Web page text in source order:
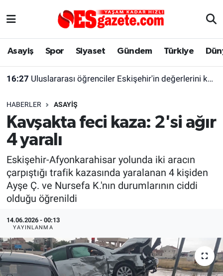
Asayiş Spor Siyaset Gündem Türkiye
16:27 Uluslararası öğrenciler Eskişehir'in değerlerini keşfetti
HABERLER ASAYIŞ
Kavşakta feci kaza: 2'si ağır
4 yaralı
Eskişehir-Afyonkarahisar yolunda iki aracın
çarpıştığı trafik kazasında yaralanan 4 kişiden
Ayşe Ç. ve Nursefa K.'nın durumlarının ciddi
olduğu öğrenildi
14.06.2026 - 00:13
YAYINLANMA
Asayiş
Gündem
Türkiye
Dünya
Sağlık
Alış-Veriş/İş dünyası
Yaşam
Eskişehirspor Arşivi
Eskişehir Arşivi
Röportaj
Ekonomi
Kültür Sanat
Politika
Bilecik
Eskişehir Nöbetçi Eczaneler
Süper Lig Puan Durumu ve Fikstür
Tüm Manşetler
Son Dakika Haberleri
Haber Arşivi